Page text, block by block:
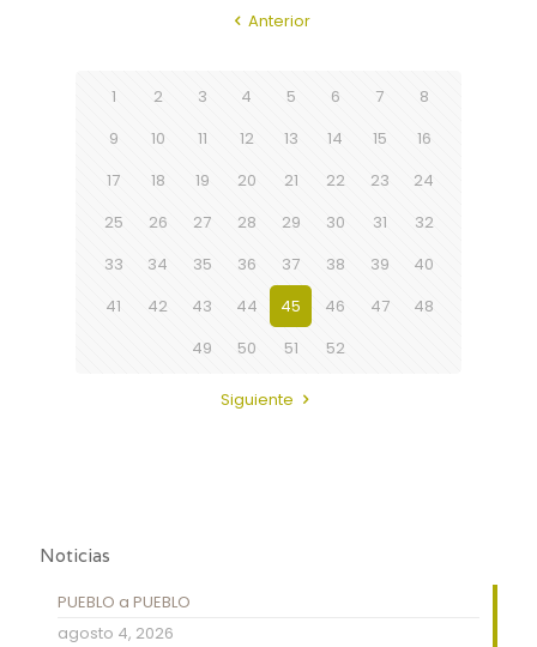
Anterior
1 2 3 4 5 6 7
8
9
10 11 12 13 14 15
16
17
18 19 20 21 22 23
24
25
26 27 28 29 30 31
32
33
34 35 36 37 38 39
40
41
42 43 44 45 46 47
48
49
50 51 52
Siguiente
Noticias
PUEBLO a PUEBLO
agosto 4, 2026